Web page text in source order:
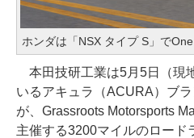
ホンダは「NSX タイプ S」で
本田技研工業は5月5日（現
いるアキュラ（ACURA）ブ
が、Grassroots Motorsports
主催する3200マイルのロード